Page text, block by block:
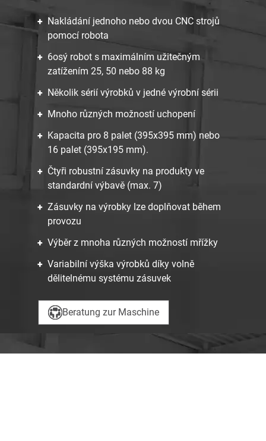
Nakládání jednoho nebo dvou CNC strojů
pomocí robota
6osý robot s maximálním užitečným
zatížením 25, 50 nebo 88 kg
Několik sérií výrobků v jedné výrobní sérii
Mnoho různých možností uchopení
Kapacita pro 8 palet (395x395 mm) nebo
16 palet (395x195 mm).
Čtyři robustní zásuvky na produkty ve
standardní výbavě (max. 7)
Zásuvky na výrobky lze doplňovat během
provozu
Výběr z mnoha různých možností mřížky
Variabilní výška výrobků díky volně
dělitelnému systému zásuvek
Beratung zur Maschine